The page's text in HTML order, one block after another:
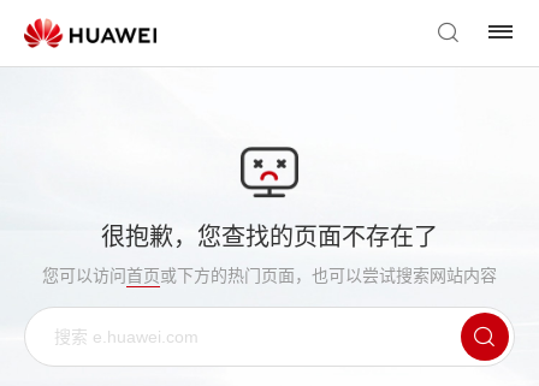
很抱歉，您查找的页面不存在了
您可以访问首页或下方的热门页面，也可以尝试搜索网站内容